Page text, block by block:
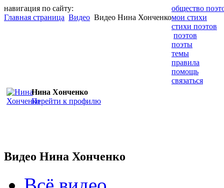
навигация по сайту:
Главная страница Видео Видео Нина Хонченко
общество
мои стихи
стихи поэтов
поэтов
поэты
темы
правила
помощь
связаться
Нина Хонченко
Перейти к профилю
Видео Нина Хонченко